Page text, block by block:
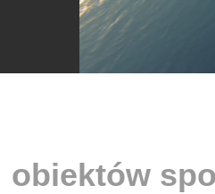
obiektów